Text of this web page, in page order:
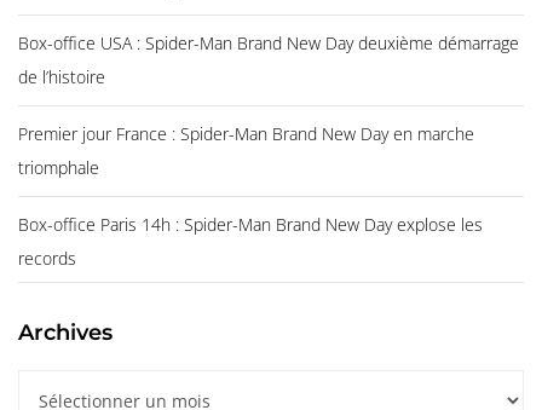
Box-office USA : Spider-Man Brand New Day deuxième démarrage
de l’histoire
Premier jour France : Spider-Man Brand New Day en marche
triomphale
Box-office Paris 14h : Spider-Man Brand New Day explose les
records
Archives